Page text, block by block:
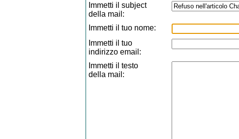
Immetti il subject
della mail:
Immetti il tuo nome:
Immetti il tuo
indirizzo email:
Immetti il testo
della mail: